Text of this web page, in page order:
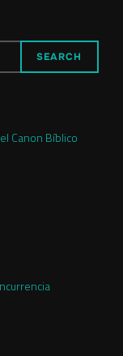
SEARCH
Canon Bíblico